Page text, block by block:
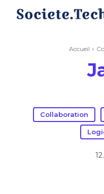
Accueil
Collaboration